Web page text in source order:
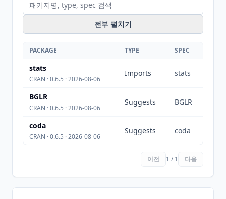
전부 펼치기
PACKAGE TYPE SPEC
stats
CRAN · 0.6.5 · 2026-08-06
Imports stats
BGLR
CRAN · 0.6.5 · 2026-08-06
Suggests BGLR
coda
CRAN · 0.6.5 · 2026-08-06
Suggests coda
이전 1 / 1 다음